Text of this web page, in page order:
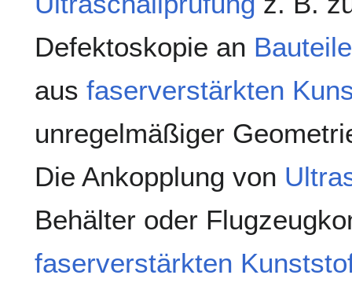
Defektoskopie an
aus faserverstärkten
unregelmäßiger
Die Ankopplung von
Behälter oder
faserverstärkten